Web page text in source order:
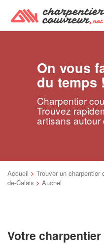
On vous
du temps !
Charpentier
Trouvez
artisans autour
Accueil > Trouver un charpentier
de-Calais > Auchel
Votre